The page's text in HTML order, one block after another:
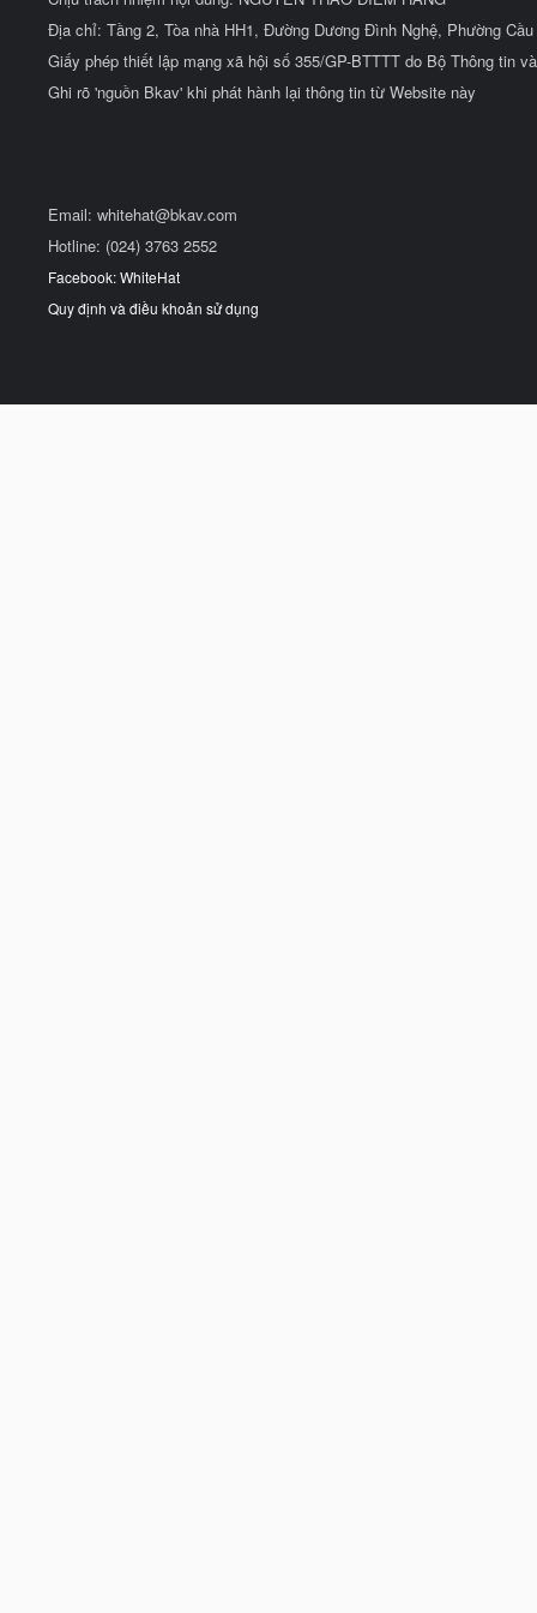
Địa chỉ: Tầng 2, Tòa nhà HH1, Đường Dương Đình Nghệ, Phường
Giấy phép thiết lập mạng xã hội số 355/GP-BTTTT do Bộ Thông tin
Ghi rõ 'nguồn Bkav' khi phát hành lại thông tin từ Website này
Email: whitehat@bkav.com
Hotline: (024) 3763 2552
Facebook: WhiteHat
Quy định và điều khoản sử dụng